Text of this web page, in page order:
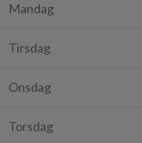
Mandag
Tirsdag
Onsdag
Torsdag